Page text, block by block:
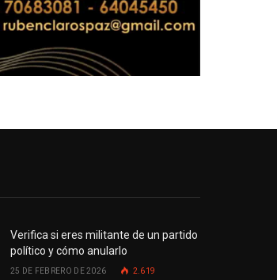
Verifica si eres militante de un partido
político y cómo anularlo
25 DE FEBRERO DE 2026 2.619